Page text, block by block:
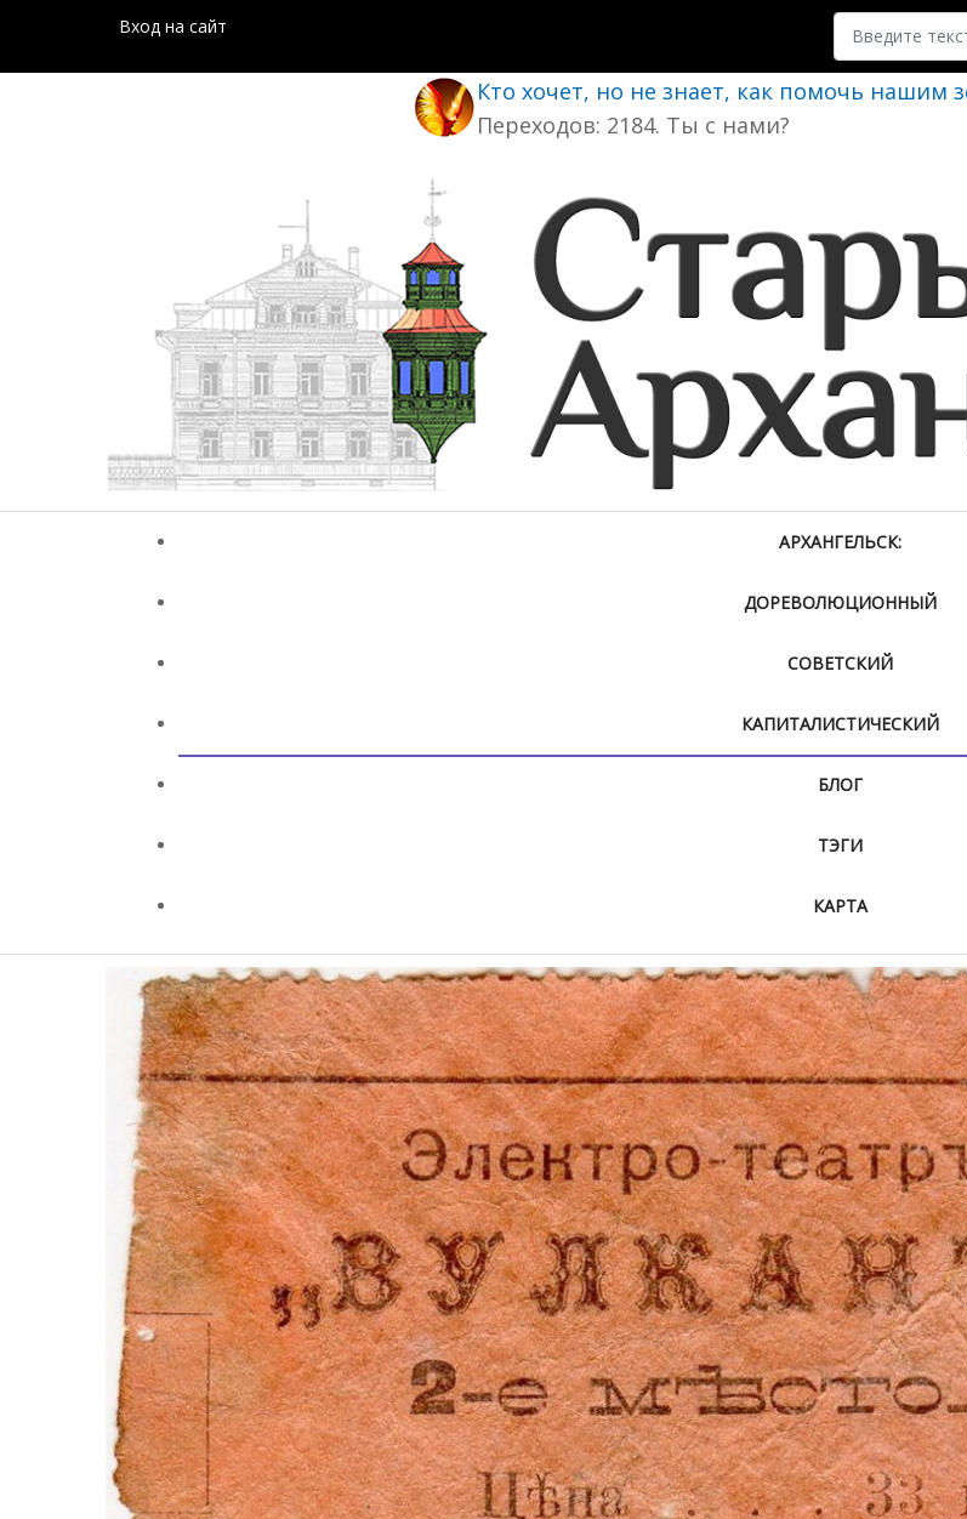
Вход на сайт Поиск
Кто хочет, но не знает, как помочь нашим
Переходов: 2184. Ты с нами?
АРХАНГЕЛЬСК:
ДОРЕВОЛЮЦИОННЫЙ
СОВЕТСКИЙ
КАПИТАЛИСТИЧЕСКИЙ
БЛОГ
ТЭГИ
КАРТА